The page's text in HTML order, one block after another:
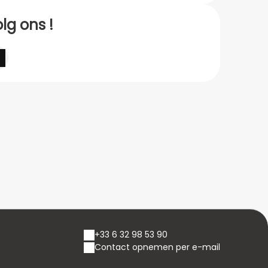
ons !
+33 6 32 98 53 90
Contact opnemen per e-mail